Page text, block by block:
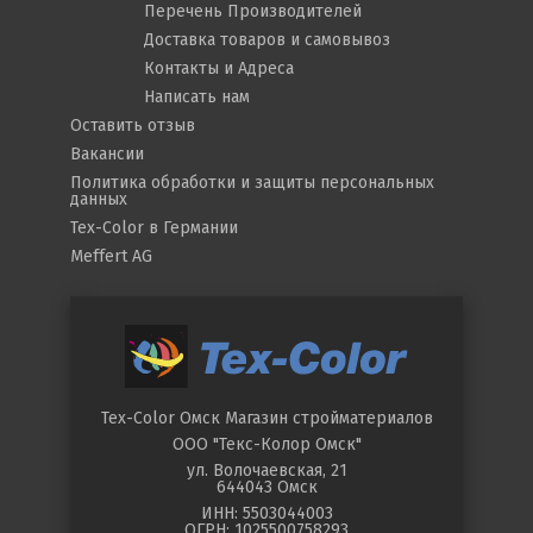
Гипохлорит натрия, 0,3 г/л
Морская вода, 20 г/л (морская
Перечень Производителей
Доставка товаров и самовывоз
Контакты и Адреса
Написать нам
Оставить отзыв
Вакансии
Политика обработки и защиты персональных
данных
Tex-Color в Германии
Meffert AG
Tex-Color ОмскМагазин стройматериалов
ООО "Текс-Колор Омск"
ул. Волочаевская, 21
644043 Омск
ИНН: 5503044003